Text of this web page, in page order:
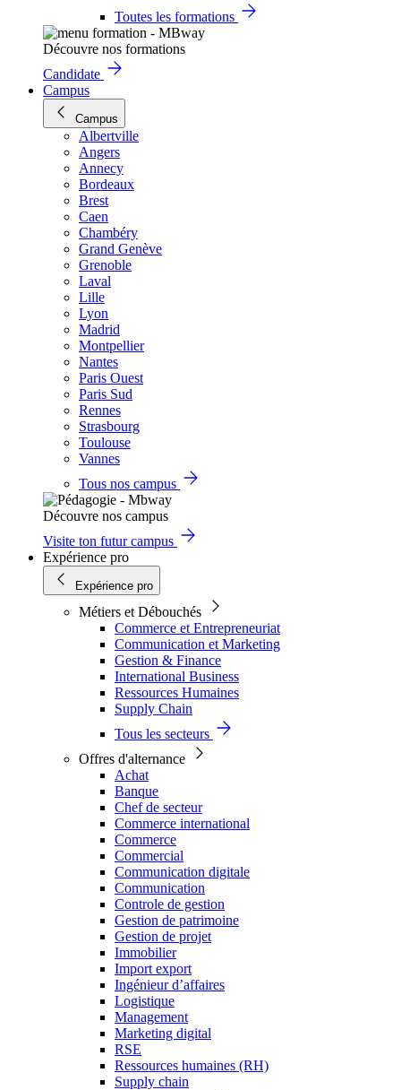
Toutes les formations
Découvre nos formations
Candidate
Campus
Campus
Albertville
Angers
Annecy
Bordeaux
Brest
Caen
Chambéry
Grand Genève
Grenoble
Laval
Lille
Lyon
Madrid
Montpellier
Nantes
Paris Ouest
Paris Sud
Rennes
Strasbourg
Toulouse
Vannes
Tous nos campus
Découvre nos campus
Visite ton futur campus
Expérience pro
Expérience pro
Métiers et Débouchés
Commerce et Entrepreneuriat
Communication et Marketing
Gestion & Finance
International Business
Ressources Humaines
Supply Chain
Tous les secteurs
Offres d'alternance
Achat
Banque
Chef de secteur
Commerce international
Commerce
Commercial
Communication digitale
Communication
Controle de gestion
Gestion de patrimoine
Gestion de projet
Immobilier
Import export
Ingénieur d’affaires
Logistique
Management
Marketing digital
RSE
Ressources humaines (RH)
Supply chain